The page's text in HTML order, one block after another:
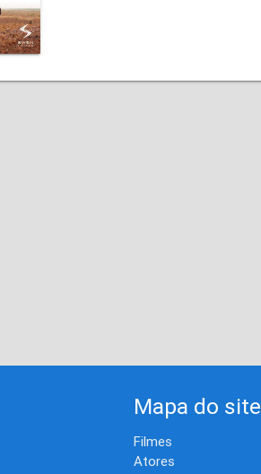
Mapa do site
Filmes
Atores